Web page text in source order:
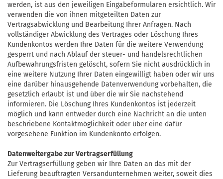
werden, ist aus den jeweiligen Eingabeformularen ersichtlich. Wir
verwenden die von ihnen mitgeteilten Daten zur
Vertragsabwicklung und Bearbeitung Ihrer Anfragen. Nach
vollständiger Abwicklung des Vertrages oder Löschung Ihres
Kundenkontos werden Ihre Daten für die weitere Verwendung
gesperrt und nach Ablauf der steuer- und handelsrechtlichen
Aufbewahrungsfristen gelöscht, sofern Sie nicht ausdrücklich in
eine weitere Nutzung Ihrer Daten eingewilligt haben oder wir uns
eine darüber hinausgehende Datenverwendung vorbehalten, die
gesetzlich erlaubt ist und über die wir Sie nachstehend
informieren. Die Löschung Ihres Kundenkontos ist jederzeit
möglich und kann entweder durch eine Nachricht an die unten
beschriebene Kontaktmöglichkeit oder über eine dafür
vorgesehene Funktion im Kundenkonto erfolgen.
Datenweitergabe zur Vertragserfüllung
Zur Vertragserfüllung geben wir Ihre Daten an das mit der
Lieferung beauftragten Versandunternehmen weiter, soweit dies